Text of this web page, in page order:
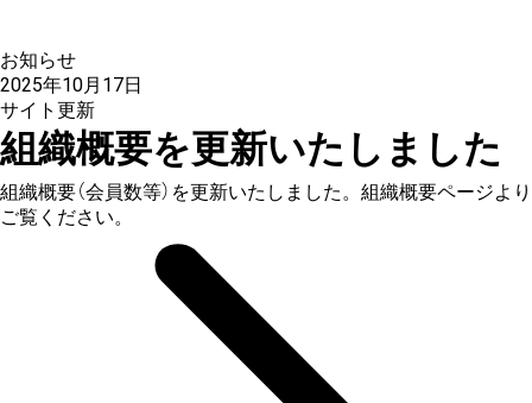
お知らせ
2025年10月17日
サイト更新
組織概要を更新いたしました
組織概要（会員数等）を更新いたしました。組織概要ページより
ご覧ください。